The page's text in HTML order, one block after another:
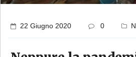
22 Giugno 2020 0